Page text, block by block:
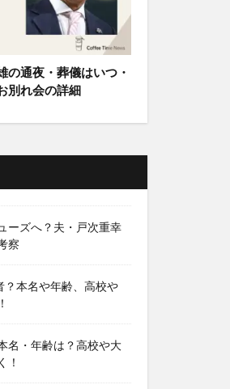
の通夜・葬儀はいつ・
別れ会の詳細
ーズへ？夫・戸次重幸
察
？本名や年齢、高校や
名・年齢は？高校や大
！